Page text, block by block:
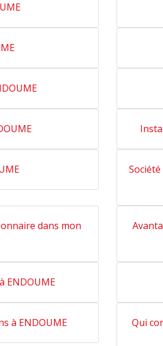
dans mon
ENDOUME
à ENDOUME
Qui